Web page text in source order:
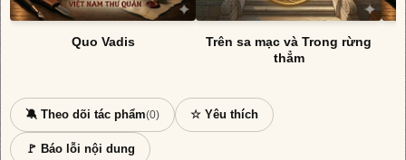
Quo Vadis
Trên sa mạc và Trong rừng
thẳm
🔕 Theo dõi tác phẩm(0) ☆ Yêu thích
🚩 Báo lỗi nội dung